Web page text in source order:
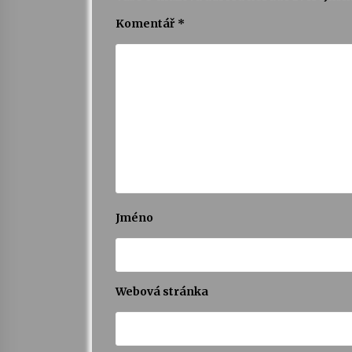
Komentář *
Jméno
Webová stránka